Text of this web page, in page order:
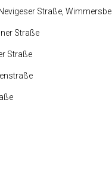
Straße,
Straße
Straße